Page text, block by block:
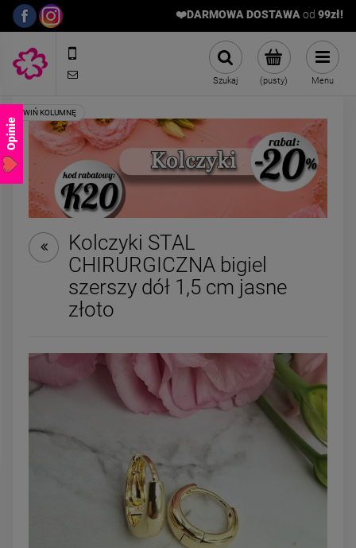
❤️DARMOWA DOSTAWA od 99zł!
sklep@stalowelove.com.pl (pusty)
Szukaj Menu
ZESTAW - naszyjnik i
bransoletka kamienie
naturalne czarne
129,00 zł
zobacz więcej
ZESTAW -
bransoletka
powiadom o
dostępności
Kolczyki STAL
CHIRURGICZNA bigiel
szerszy dół 1,5 cm jasne
złoto
Opinie